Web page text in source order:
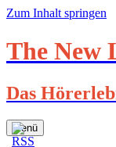
Zum Inhalt springen
The New
Das
Menü